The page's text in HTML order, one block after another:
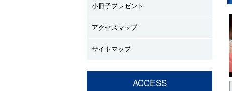
小冊子プレゼント
アクセスマップ
サイトマップ
ACCESS